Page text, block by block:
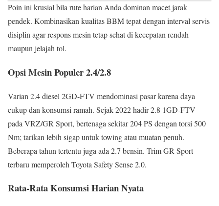
Poin ini krusial bila rute harian Anda dominan macet jarak
pendek. Kombinasikan kualitas BBM tepat dengan interval servis
disiplin agar respons mesin tetap sehat di kecepatan rendah
maupun jelajah tol.
Opsi Mesin Populer 2.4/2.8
Varian 2.4 diesel 2GD-FTV mendominasi pasar karena daya
cukup dan konsumsi ramah. Sejak 2022 hadir 2.8 1GD-FTV
pada VRZ/GR Sport, bertenaga sekitar 204 PS dengan torsi 500
Nm; tarikan lebih sigap untuk towing atau muatan penuh.
Beberapa tahun tertentu juga ada 2.7 bensin. Trim GR Sport
terbaru memperoleh Toyota Safety Sense 2.0.
Rata-Rata Konsumsi Harian Nyata